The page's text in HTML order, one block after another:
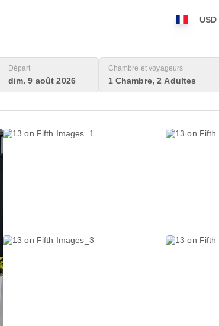
USD
Départ
dim. 9 août 2026
Chambre et voyageurs
1 Chambre, 2 Adultes